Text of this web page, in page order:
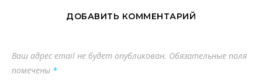
ДОБАВИТЬ КОММЕНТАРИЙ
Ваш адрес email не будет опубликован. Обязательные поля
помечены *